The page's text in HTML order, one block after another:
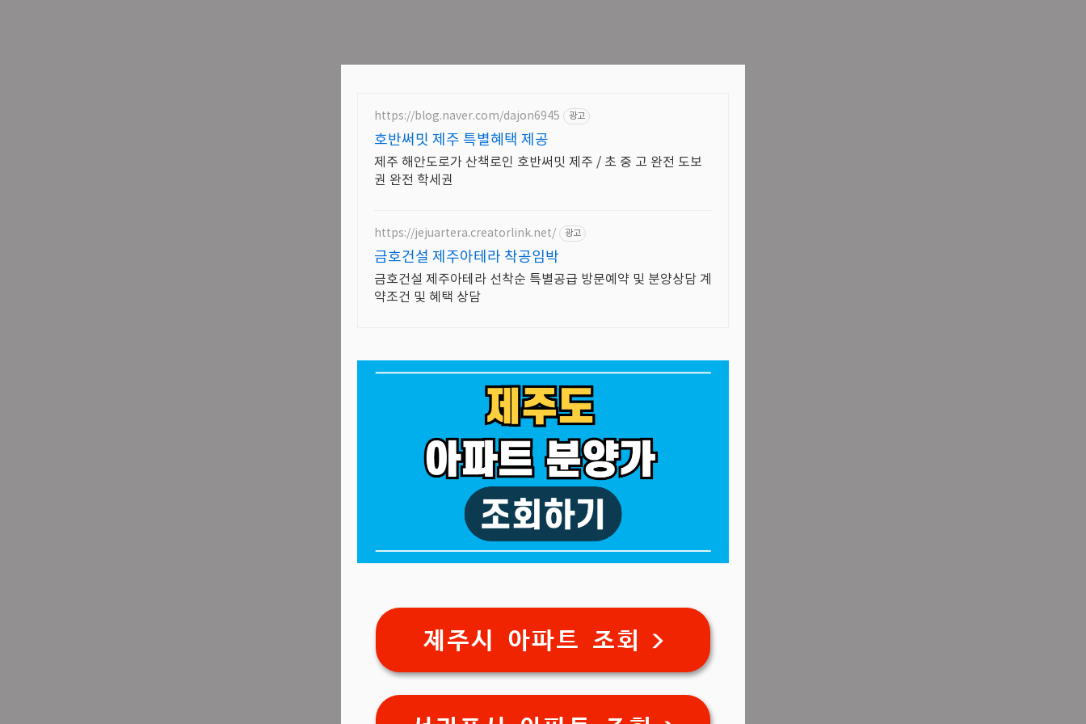
https://blog.naver.com/dajon6945 광고
호반써밋 제주 특별혜택 제공
제주 해안도로가 산책로인 호반써밋 제주 / 초 중 고 완전 도보
권 완전 학세권
https://jejuartera.creatorlink.net/ 광고
금호건설 제주아테라 착공임박
금호건설 제주아테라 선착순 특별공급 방문예약 및 분양상담 계
약조건 및 혜택 상담
제주시 아파트 조회 >